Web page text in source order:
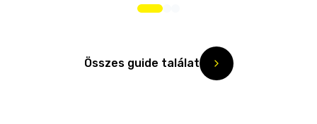
Összes guide találat